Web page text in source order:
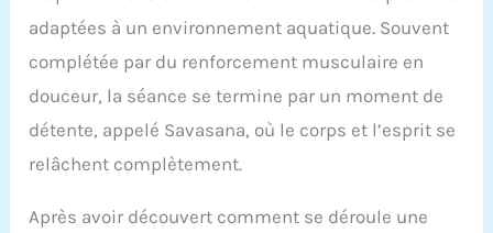
accessoires de yoga idéaux. Dans le même temps,
être utilisés pour le yoga, la méditation, le Pilates,
la gymnastique et d'autres exercices de fitness,
mais également pour le jardinage extérieur et
l'entretien de la voiture
adaptées à un environnement aquatique. Souvent
complétée par du renforcement musculaire en
douceur, la séance se termine par un moment de
détente, appelé Savasana, où le corps et l’esprit se
relâchent complètement.
Après avoir découvert comment se déroule une